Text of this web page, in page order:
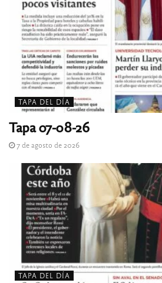
TAPA DEL DÍA
Tapa 07-08-26
7 de agosto de 2026
TAPA DEL DÍA